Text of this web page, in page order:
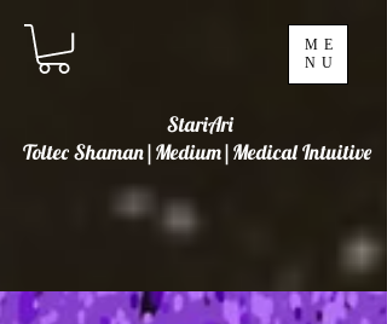
StariAri
Toltec Shaman|Medium|Medical Intuitive
ME
NU